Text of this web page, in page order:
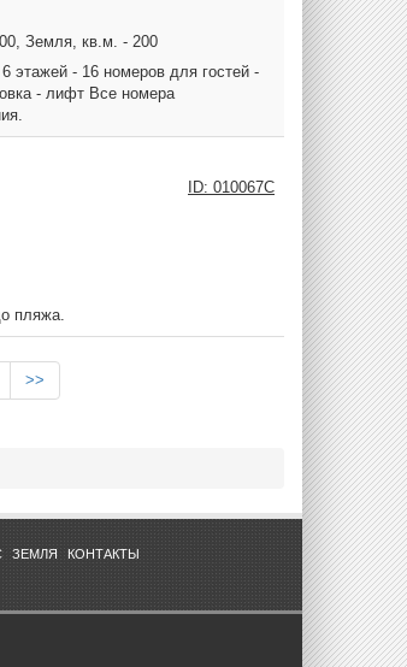
Земля, кв.м. - 200
этажей - 16 номеров для гостей -
- лифт Все номера
ID: 010067C
пляжа.
>>
ЗЕМЛЯ КОНТАКТЫ